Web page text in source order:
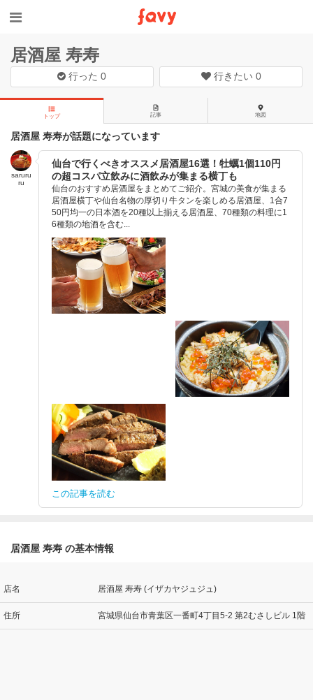
居酒屋 寿寿
行った0 行きたい 0
トップ 記事 地図
居酒屋 寿寿が話題になっています
saruru
ru
仙台で行くべきオススメ居酒屋16選！牡蠣1個110円
の超コスパ立飲みに酒飲みが集まる横丁も
仙台のおすすめ居酒屋をまとめてご紹介。宮城の美食が集まる
居酒屋横丁や仙台名物の厚切り牛タンを楽しめる居酒屋、1合7
50円均一の日本酒を20種以上揃える居酒屋、70種類の料理に1
6種類の地酒を含む...
この記事を読む
居酒屋 寿寿 の基本情報
店名 居酒屋 寿寿 (イザカヤジュジュ)
住所 宮城県仙台市青葉区一番町4丁目5-2 第2むさしビル 1階